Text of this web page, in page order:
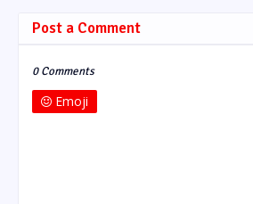
Post a Comment
0 Comments
Emoji